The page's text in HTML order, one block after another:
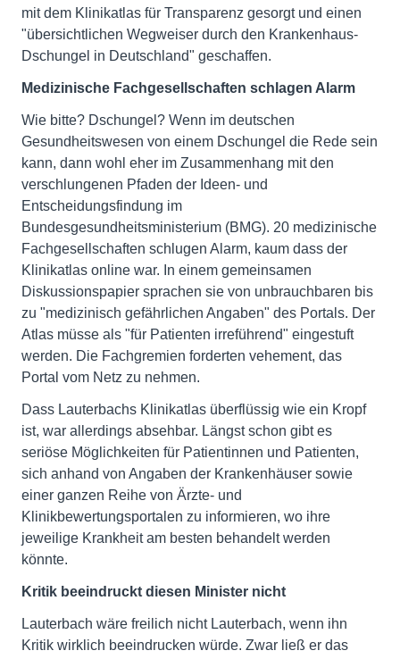
mit dem Klinikatlas für Transparenz gesorgt und einen
"übersichtlichen Wegweiser durch den Krankenhaus-
Dschungel in Deutschland" geschaffen.
Medizinische Fachgesellschaften schlagen Alarm
Wie bitte? Dschungel? Wenn im deutschen
Gesundheitswesen von einem Dschungel die Rede sein
kann, dann wohl eher im Zusammenhang mit den
verschlungenen Pfaden der Ideen- und
Entscheidungsfindung im
Bundesgesundheitsministerium (BMG). 20 medizinische
Fachgesellschaften schlugen Alarm, kaum dass der
Klinikatlas online war. In einem gemeinsamen
Diskussionspapier sprachen sie von unbrauchbaren bis
zu "medizinisch gefährlichen Angaben" des Portals. Der
Atlas müsse als "für Patienten irreführend" eingestuft
werden. Die Fachgremien forderten vehement, das
Portal vom Netz zu nehmen.
Dass Lauterbachs Klinikatlas überflüssig wie ein Kropf
ist, war allerdings absehbar. Längst schon gibt es
seriöse Möglichkeiten für Patientinnen und Patienten,
sich anhand von Angaben der Krankenhäuser sowie
einer ganzen Reihe von Ärzte- und
Klinikbewertungsportalen zu informieren, wo ihre
jeweilige Krankheit am besten behandelt werden
könnte.
Kritik beeindruckt diesen Minister nicht
Lauterbach wäre freilich nicht Lauterbach, wenn ihn
Kritik wirklich beeindrucken würde. Zwar ließ er das